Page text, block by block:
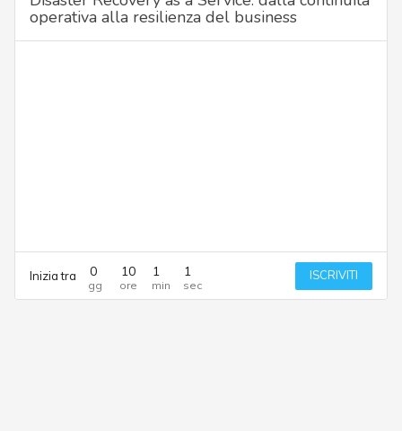
operativa alla resilienza del business
Inizia tra 0 10 1 1 ISCRIVITI